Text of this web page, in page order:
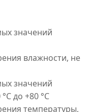
значений
влажности, не
значений
до +80 °С
температуры,